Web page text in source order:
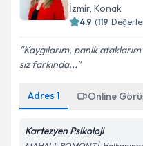
İzmir, Konak
4.9 (119
Kaygılarım, panik
siz farkında...
Adres 1 Online
Kartezyen Psikoloji